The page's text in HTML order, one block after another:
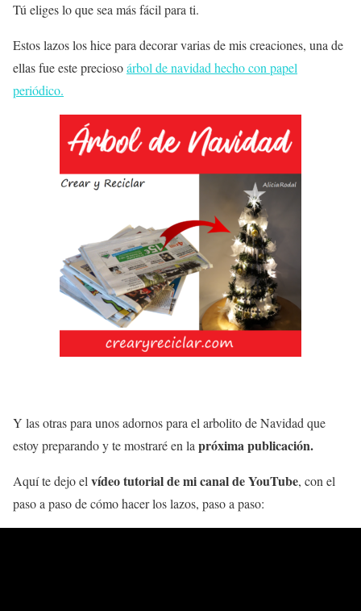
Tú eliges lo que sea más fácil para ti.
Estos lazos los hice para decorar varias de mis creaciones, una de
ellas fue este preciosoárbol de navidad hecho con papel
periódico.
Y las otras para unos adornos para el arbolito de Navidad que
estoy preparando y te mostraré en lapróxima publicación.
Aquí te dejo elvídeo tutorial de mi canal de YouTube, con el
paso a paso de cómo hacer los lazos, paso a paso: